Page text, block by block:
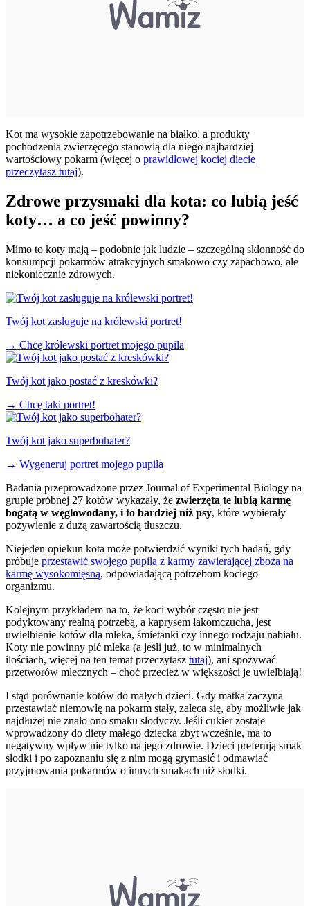
Kot ma wysokie zapotrzebowanie na białko, a produkty
pochodzenia zwierzęcego stanowią dla niego najbardziej
wartościowy pokarm (więcej o prawidłowej kociej diecie
przeczytasz tutaj).
Zdrowe przysmaki dla kota: co lubią jeść
koty… a co jeść powinny?
Mimo to koty mają – podobnie jak ludzie – szczególną skłonność do
konsumpcji pokarmów atrakcyjnych smakowo czy zapachowo, ale
niekoniecznie zdrowych.
Twój kot zasługuje na królewski portret!
→ Chcę królewski portret mojego pupila
Twój kot jako postać z kreskówki?
→ Chcę taki portret!
Twój kot jako superbohater?
→ Wygeneruj portret mojego pupila
Badania przeprowadzone przez Journal of Experimental Biology na
grupie próbnej 27 kotów wykazały, że zwierzęta te lubią karmę
bogatą w węglowodany, i to bardziej niż psy, które wybierały
pożywienie z dużą zawartością tłuszczu.
Niejeden opiekun kota może potwierdzić wyniki tych badań, gdy
próbuje przestawić swojego pupila z karmy zawierającej zboża na
karmę wysokomięsną, odpowiadającą potrzebom kociego
organizmu.
Kolejnym przykładem na to, że koci wybór często nie jest
podyktowany realną potrzebą, a kaprysem łakomczucha, jest
uwielbienie kotów dla mleka, śmietanki czy innego rodzaju nabiału.
Koty nie powinny pić mleka (a jeśli już, to w minimalnych
ilościach, więcej na ten temat przeczytasz tutaj), ani spożywać
przetworów mlecznych – choć przecież w większości je uwielbiają!
I stąd porównanie kotów do małych dzieci. Gdy matka zaczyna
przestawiać niemowlę na pokarm stały, zaleca się, aby możliwie jak
najdłużej nie znało ono smaku słodyczy. Jeśli cukier zostaje
wprowadzony do diety małego dziecka zbyt wcześnie, ma to
negatywny wpływ nie tylko na jego zdrowie. Dzieci preferują smak
słodki i po zapoznaniu się z nim mogą grymasić i odmawiać
przyjmowania pokarmów o innych smakach niż słodki.